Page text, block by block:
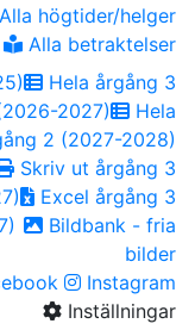
Alla högtider/helger
Alla betraktelser
Hela årgång 3
2027)
Hela
2 (2027-2028)
Skriv ut årgång 3
Excel årgång 3
Bildbank - fria
bilder
Instagram
Inställningar